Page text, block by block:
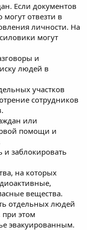
Если документов
могут отвезти в
личности. На
могут
и
людей в
участков
сотрудников
или
помощи и
заблокировать
на которых
вещества.
отдельных людей
этом
эвакуированным.